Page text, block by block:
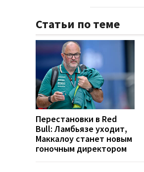
Статьи по теме
Перестановки в Red
Bull: Ламбьязе уходит,
Маккалоу станет новым
гоночным директором